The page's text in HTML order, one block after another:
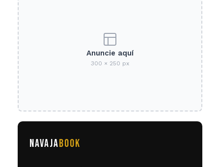
Anuncie aquí
300 × 250 px
NAVAJABOOK